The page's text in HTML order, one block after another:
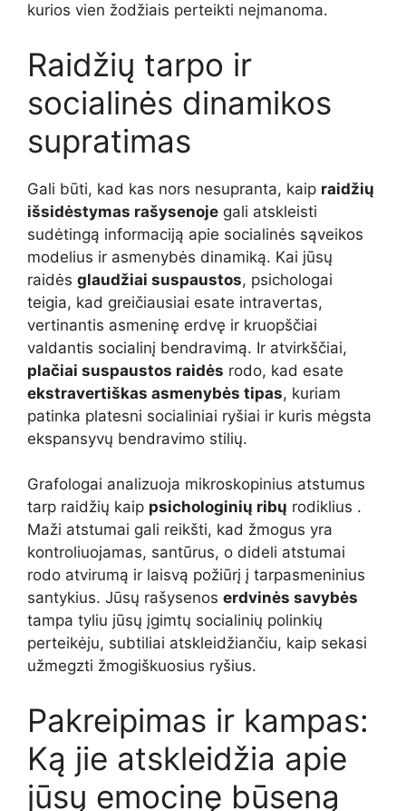
kurios vien žodžiais perteikti neįmanoma.
Raidžių tarpo ir
socialinės dinamikos
supratimas
Gali būti, kad kas nors nesupranta, kaip raidžių
išsidėstymas rašysenoje gali atskleisti
sudėtingą informaciją apie socialinės sąveikos
modelius ir asmenybės dinamiką. Kai jūsų
raidės glaudžiai suspaustos, psichologai
teigia, kad greičiausiai esate intravertas,
vertinantis asmeninę erdvę ir kruopščiai
valdantis socialinį bendravimą. Ir atvirkščiai,
plačiai suspaustos raidės rodo, kad esate
ekstravertiškas asmenybės tipas, kuriam
patinka platesni socialiniai ryšiai ir kuris mėgsta
ekspansyvų bendravimo stilių.
Grafologai analizuoja mikroskopinius atstumus
tarp raidžių kaip psichologinių ribų rodiklius .
Maži atstumai gali reikšti, kad žmogus yra
kontroliuojamas, santūrus, o dideli atstumai
rodo atvirumą ir laisvą požiūrį į tarpasmeninius
santykius. Jūsų rašysenos erdvinės savybės
tampa tyliu jūsų įgimtų socialinių polinkių
perteikėju, subtiliai atskleidžiančiu, kaip sekasi
užmegzti žmogiškuosius ryšius.
Pakreipimas ir kampas:
Ką jie atskleidžia apie
jūsų emocinę būseną